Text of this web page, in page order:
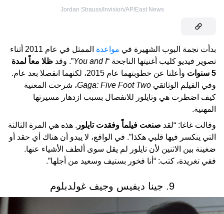
Jordan Strauss/Invision/AP/East News
بدأت نجمة البوب الشهيرة في مواعدة
الممثل في عام 2011 أثناء
تصوير فيديو كليب أغنيتها الناجحة “You and I”. وقد ظلا معاً لمدة
5 سنوات
وأعلنا عن خطوبتهما عام 2015، لكنهما انفصلا بعد عام.
وفي الفيلم الوثائقي Gaga: Five Foot Two، شرحت المغنية
كيف اضطرت هي وتايلور للانفصال بسبب ازدهار مسيرتها
المهنية.
وقالت غاغا: “لقد صنعت فيلماً وفقدت تايلور . هذه هي المرة الثالثة
التي ينكسر فيها قلبي هكذا”. في الواقع، لا يبدو أن هناك أي حقد أو
ضغينة بين الاثنين لأن تايلور لم يقل سوى ألطف الأشياء عنها.
ففي تغريدة، كتب: “أنا فخور بستيف وسعيد من أجلها”.
9. جينا ديفيس وجيف غولدبلوم